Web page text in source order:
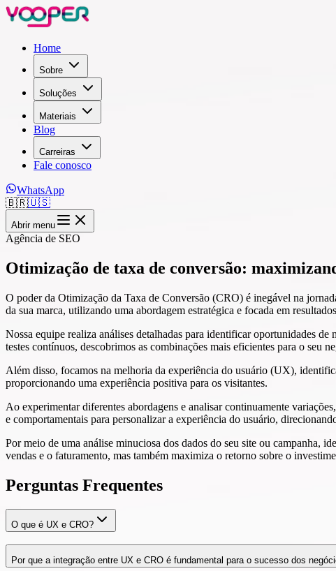
Home
Sobre
Soluções
Materiais
Blog
Carreiras
Fale conosco
WhatsApp
🇧🇷🇺🇸
Abrir menu
Agência de SEO
Otimização de taxa de conversão:
O poder da Otimização da Taxa de Conversão (CRO) é inegável na
da sua marca, utilizando uma abordagem estratégica e focada em
Nossa equipe realiza análises detalhadas para identificar oportunidades
testes contínuos, descobrimos as combinações mais eficientes para o seu
Além disso, focamos na melhoria da experiência do usuário (UX),
proporcionando uma experiência positiva para os visitantes.
Ao experimentar diferentes abordagens e analisar continuamente
e comportamentais para personalizar a experiência do usuário,
Por meio de uma análise minuciosa dos dados do seu site ou campanha,
vendas e o faturamento, mas também maximiza o retorno sobre o
Perguntas Frequentes
O que é UX e CRO?
Por que a integração entre UX e CRO é fundamental para o sucesso dos